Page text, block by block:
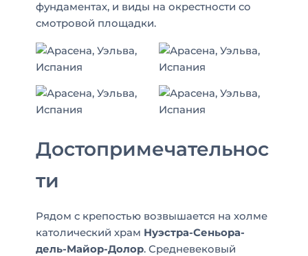
фундаментах, и виды на окрестности со
смотровой площадки.
Достопримечательнос
ти
Рядом с крепостью возвышается на холме
католический храм Нуэстра-Сеньора-
дель-Майор-Долор. Средневековый